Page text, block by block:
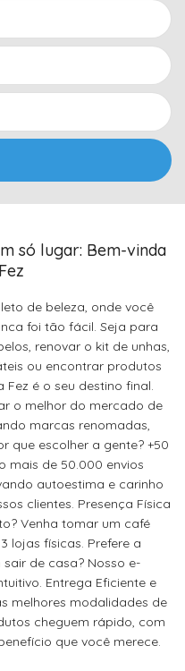
só lugar: Bem-vinda
de beleza, onde você
foi tão fácil. Seja para
renovar o kit de unhas,
ou encontrar produtos
é o seu destino final.
o melhor do mercado de
marcas renomadas,
que escolher a gente? +50
mais de 50.000 envios
autoestima e carinho
clientes. Presença Física
Venha tomar um café
lojas físicas. Prefere a
de casa? Nosso e-
Entrega Eficiente e
melhores modalidades de
cheguem rápido, com
que você merece.